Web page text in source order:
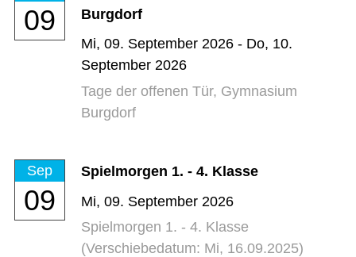
09
Burgdorf
Mi, 09. September 2026 - Do, 10.
September 2026
Tage der offenen Tür, Gymnasium
Burgdorf
Sep
09
Spielmorgen 1. - 4. Klasse
Mi, 09. September 2026
Spielmorgen 1. - 4. Klasse
(Verschiebedatum: Mi, 16.09.2025)